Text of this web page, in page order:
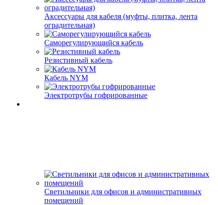
Аксессуары для кабеля (муфты, плитка, лента
оградительная)
Саморегулирующийся кабель
Резистивный кабель
Кабель NYM
Электротрубы гофрированные
Светильники для офисов и административных
помещений